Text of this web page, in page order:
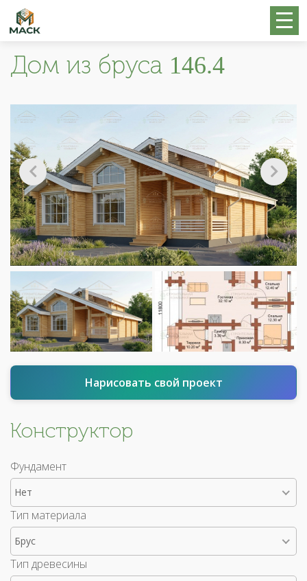
Дом из бруса 146.4
Нарисовать свой проект
Конструктор
Фундамент
Нет
Тип материала
Брус
Тип древесины